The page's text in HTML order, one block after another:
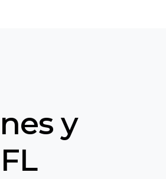
y